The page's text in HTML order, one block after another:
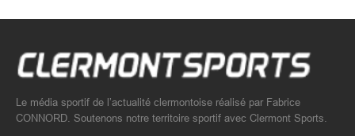
Le média sportif de l’actualité clermontoise réalisé par Fabrice
CONNORD. Soutenons notre territoire sportif avec Clermont Sports.